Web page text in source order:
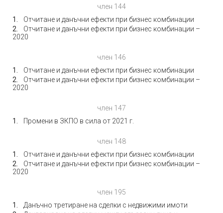
член 144
Отчитане и данъчни ефекти при бизнес комбинации
Отчитане и данъчни ефекти при бизнес комбинации –
2020
член 146
Отчитане и данъчни ефекти при бизнес комбинации
Отчитане и данъчни ефекти при бизнес комбинации –
2020
член 147
Промени в ЗКПО в сила от 2021 г.
член 148
Отчитане и данъчни ефекти при бизнес комбинации
Отчитане и данъчни ефекти при бизнес комбинации –
2020
член 195
Данъчно третиране на сделки с недвижими имоти